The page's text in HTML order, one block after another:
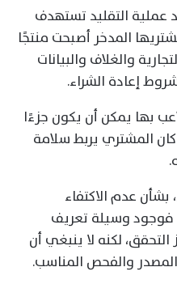
التقليد تستهدف
المدخر أصبحت منتجًا
والغلاف والبيانات
إعادة الشراء.
بها يمكن أن يكون جزءًا
المشتري يربط سلامة
عدم الاكتفاء
فوجود وسيلة تعريف
لكنه لا ينبغي أن
والفحص المناسب.